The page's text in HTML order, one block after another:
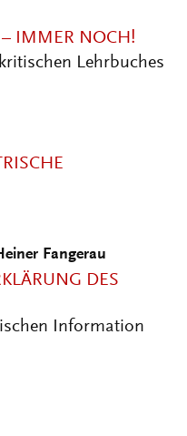
IMMER NOCH!
Lehrbuches
Fangerau
DES
Information